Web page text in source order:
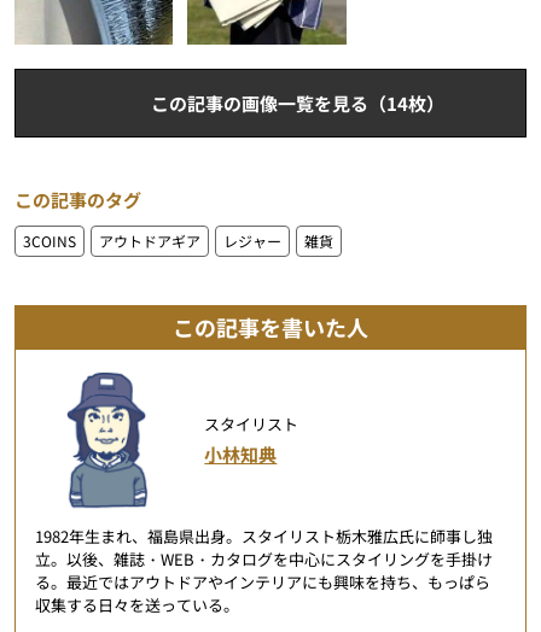
この記事の画像一覧を見る（14枚）
この記事のタグ
3COINS アウトドアギア レジャー 雑貨
この記事を書いた人
スタイリスト
小林知典
1982年生まれ、福島県出身。スタイリスト栃木雅広氏に師事し独
立。以後、雑誌・WEB・カタログを中心にスタイリングを手掛け
る。最近ではアウトドアやインテリアにも興味を持ち、もっぱら
収集する日々を送っている。